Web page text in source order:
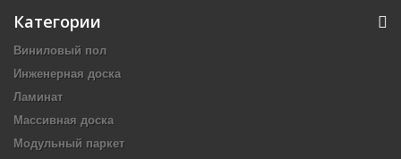
Категории
Виниловый пол
Инженерная доска
Ламинат
Массивная доска
Модульный паркет